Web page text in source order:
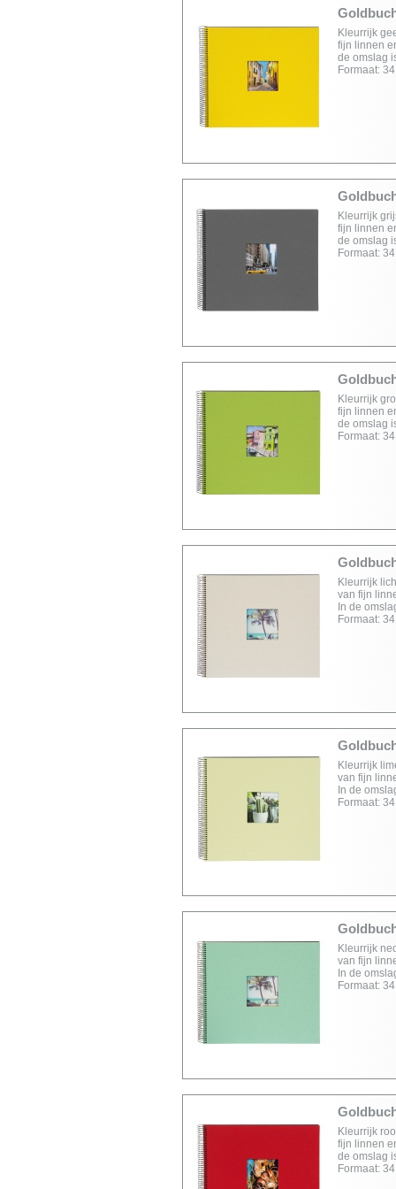
Kleurrijk
fijn linnen
de omslag
Formaat:
Kleurrijk
fijn linnen
de omslag
Formaat:
Kleurrijk
fijn linnen
de omslag
Formaat:
Kleurrijk
van fijn
In de
Formaat:
Kleurrijk
van fijn
In de
Formaat:
Kleurrijk
van fijn
In de
Formaat:
Kleurrijk
fijn linnen
de omslag
Formaat: